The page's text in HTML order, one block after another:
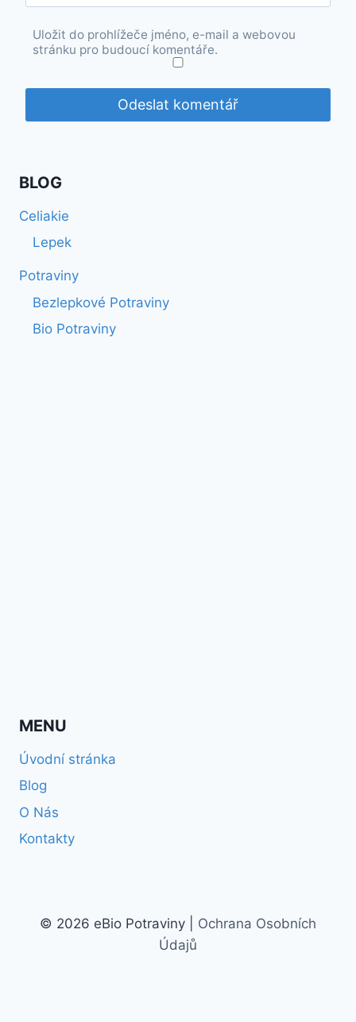
Uložit do prohlížeče jméno, e-mail a webovou
stránku pro budoucí komentáře.
BLOG
Celiakie
Lepek
Potraviny
Bezlepkové Potraviny
Bio Potraviny
MENU
Úvodní stránka
Blog
O Nás
Kontakty
© 2026 eBio Potraviny | Ochrana Osobních
Údajů